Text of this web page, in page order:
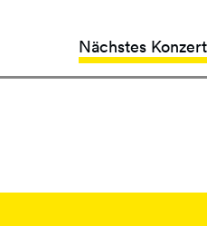
Nächstes Konzert